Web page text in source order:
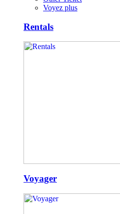
Voyez plus
Rentals
Voyager